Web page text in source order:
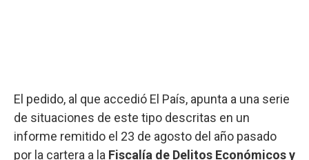
El pedido, al que accedió El País, apunta a una serie
de situaciones de este tipo descritas en un
informe remitido el 23 de agosto del año pasado
por la cartera a la Fiscalía de Delitos Económicos y